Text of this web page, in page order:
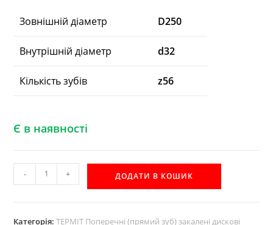
Зовнішній діаметр D250
Внутрішній діаметр d32
Кількість зубів z56
Є в наявності
d32
- + ДОДАТИ В КОШИК
Категорія:ТЕРМІТ Поперечні (прямий зуб) закалені дискові